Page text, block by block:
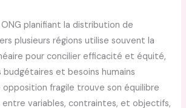
planifiant la distribution de
plusieurs régions utilise souvent la
pour concilier efficacité et équité,
et besoins humains
fragile trouve son équilibre
entre variables, contraintes, et objectifs,